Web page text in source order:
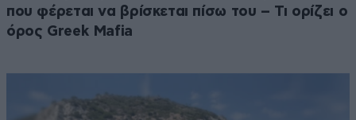
που φέρεται να βρίσκεται πίσω του – Τι ορίζει ο
όρος Greek Mafia